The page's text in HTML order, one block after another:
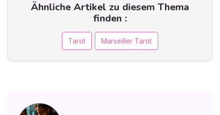
Ähnliche Artikel zu diesem Thema
finden :
Tarot Marseiller Tarot